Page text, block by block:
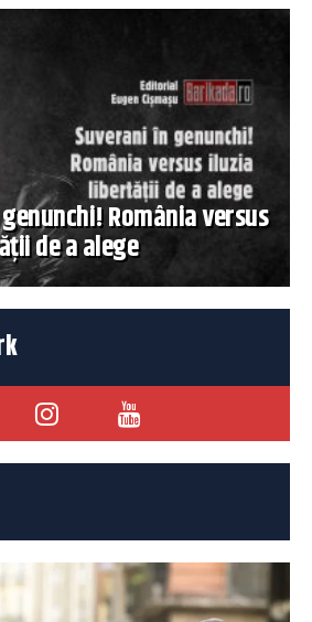
România versus
de a alege